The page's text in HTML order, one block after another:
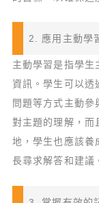
2. 應用主動學
主動學習是指學
資訊。學生可以透
問題等方式主動
對主題的理解，而
地，學生也應該養
長尋求解答和建議